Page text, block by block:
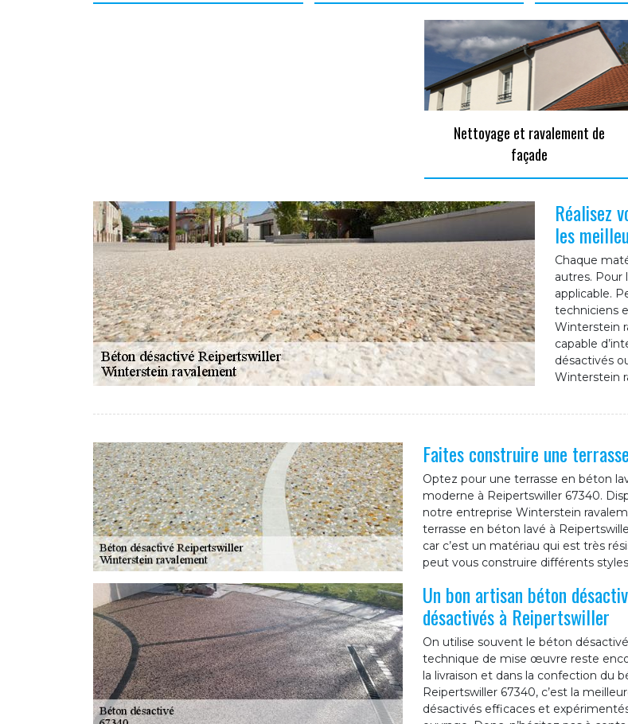
Nettoyage et ravalement de
façade
Réalisez
les
Chaque
autres.
applicable.
techniciens
Winterstein
capable
désactivés
Winterstein
Faites construire une
Optez pour une terrasse en béton
moderne à Reipertswiller 67340.
notre entreprise Winterstein
terrasse en béton lavé à
car c’est un matériau qui est très
peut vous construire différents
Un bon artisan béton
désactivés à Reipertswiller
On utilise souvent le béton
technique de mise œuvre reste
la livraison et dans la confection du
Reipertswiller 67340, c’est la
désactivés efficaces et